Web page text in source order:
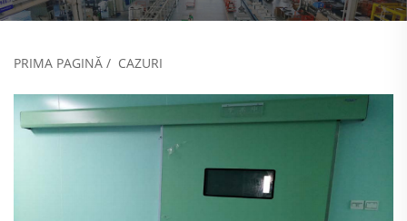
PRIMA PAGINĂ / CAZURI